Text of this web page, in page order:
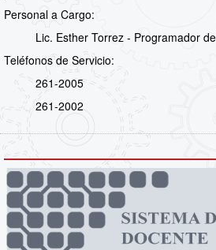
Personal a Cargo:
Lic. Esther Torrez - Programador
Teléfonos de Servicio:
261-2005
261-2002